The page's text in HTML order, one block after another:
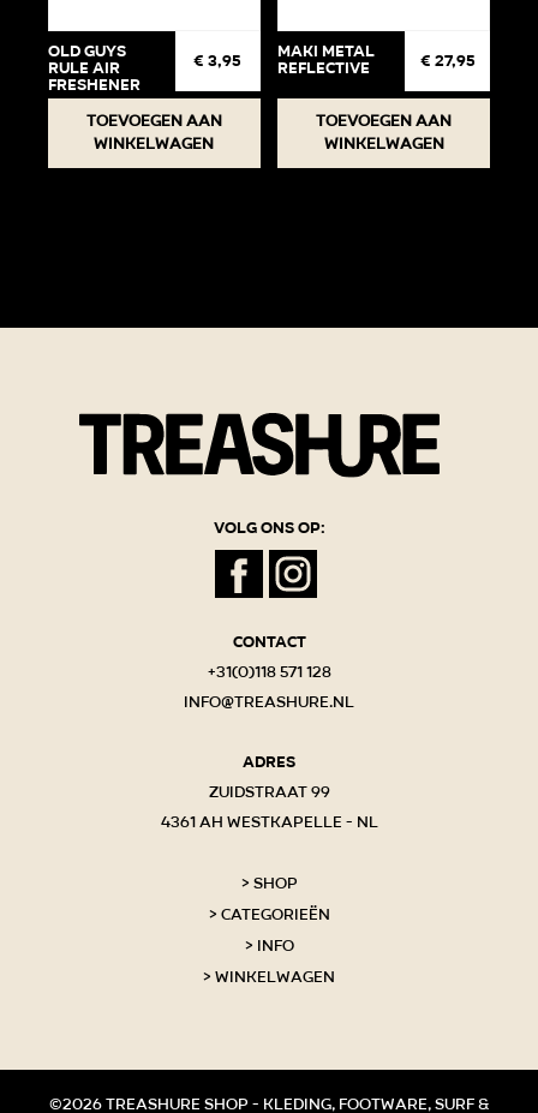
Old Guys
Rule Air
Freshener
€ 3,95
Toevoegen aan
winkelwagen
Maki Metal
Reflective € 27,95
Toevoegen aan
winkelwagen
Volg ons op:
Contact
+31(0)118 571 128
info@treashure.nl
Adres
Zuidstraat 99
4361 AH Westkapelle - NL
Shop
Categorieën
Info
Winkelwagen
©2026 Treashure shop - kleding, footware, surf &